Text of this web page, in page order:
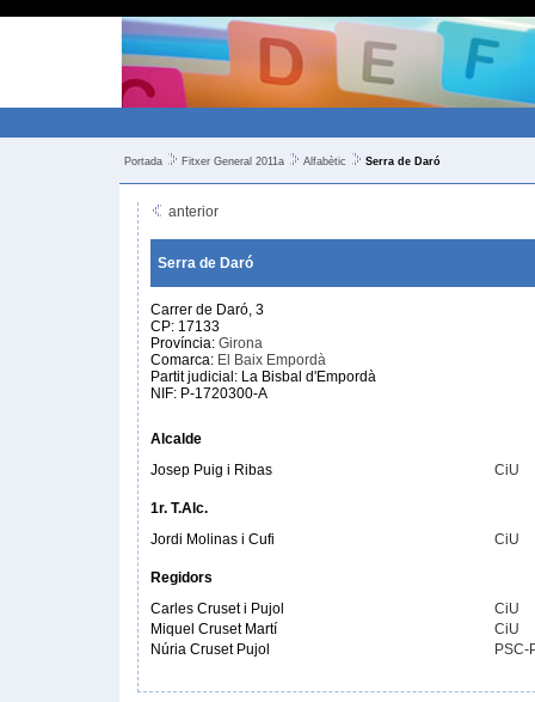
Portada Fitxer General 2011a Alfabètic Serra de Daró
anterior
Serra de Daró
Carrer de Daró, 3
CP: 17133
Província: Girona
Comarca: El Baix Empordà
Partit judicial: La Bisbal d'Empordà
NIF: P-1720300-A
Alcalde
Josep Puig i Ribas
CiU
1r. T.Alc.
Jordi Molinas i Cufi
CiU
Regidors
Carles Cruset i Pujol
CiU
Miquel Cruset Martí
CiU
Núria Cruset Pujol
PSC-